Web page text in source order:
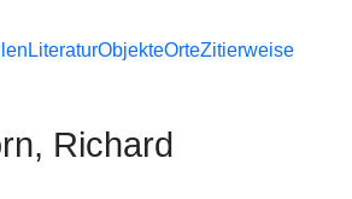
LiteraturObjekteOrteZitierweise
Richard